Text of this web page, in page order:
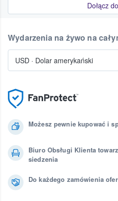
Dołącz
Możesz pewnie kupować i
Biuro Obsługi Klienta
siedzenia
Do każdego zamówienia
Wydarzenia na żywo na
USD · Dolar amerykański